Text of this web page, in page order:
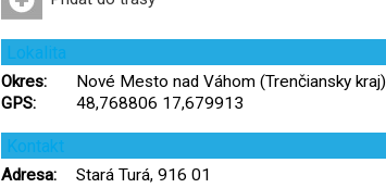
Lokalita
Okres:
Nové Mesto nad Váhom (Trenčiansky kraj)
GPS:
48,768806 17,679913
Kontakt
Adresa: Stará Turá, 916 01